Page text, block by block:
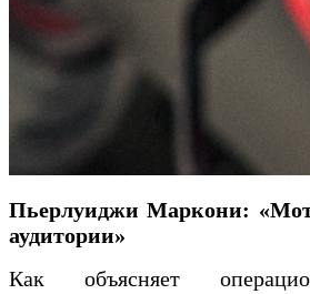
Пьерлуиджи Маркони:
аудитории»
Как объясняет